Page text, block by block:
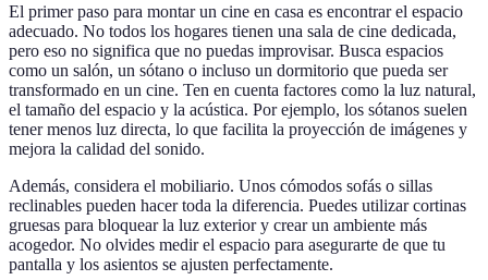
El primer paso para montar un cine en casa es encontrar el espacio
adecuado. No todos los hogares tienen una sala de cine dedicada,
pero eso no significa que no puedas improvisar. Busca espacios
como un salón, un sótano o incluso un dormitorio que pueda ser
transformado en un cine. Ten en cuenta factores como la luz natural,
el tamaño del espacio y la acústica. Por ejemplo, los sótanos suelen
tener menos luz directa, lo que facilita la proyección de imágenes y
mejora la calidad del sonido.
Además, considera el mobiliario. Unos cómodos sofás o sillas
reclinables pueden hacer toda la diferencia. Puedes utilizar cortinas
gruesas para bloquear la luz exterior y crear un ambiente más
acogedor. No olvides medir el espacio para asegurarte de que tu
pantalla y los asientos se ajusten perfectamente.